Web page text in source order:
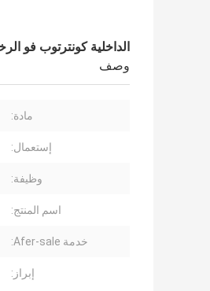
الداخلية كونترتوب فو
وصف
مادة:
إستعمال:
وظيفة:
اسم المنتج:
خدمة Afer-sale:
إبراز: